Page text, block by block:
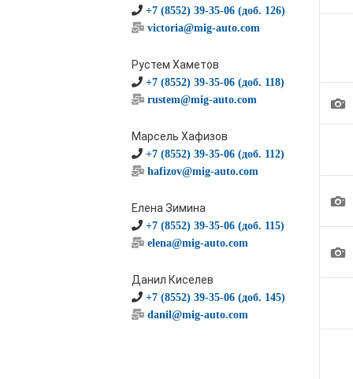
+7 (8552) 39-35-06 (доб. 126)
victoria@mig-auto.com
Рустем Хаметов
+7 (8552) 39-35-06 (доб. 118)
rustem@mig-auto.com
Марсель Хафизов
+7 (8552) 39-35-06 (доб. 112)
hafizov@mig-auto.com
Елена Зимина
+7 (8552) 39-35-06 (доб. 115)
elena@mig-auto.com
Данил Киселев
+7 (8552) 39-35-06 (доб. 145)
danil@mig-auto.com
1
1
1